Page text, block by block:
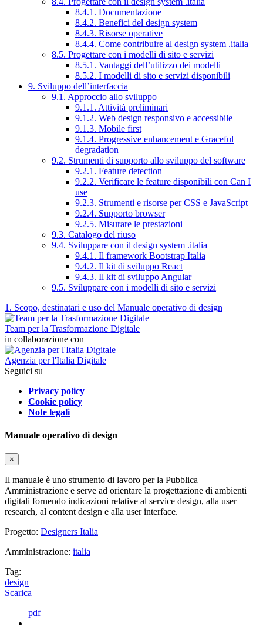
8.4.1. Documentazione
8.4.2. Benefici del design system
8.4.3. Risorse operative
8.4.4. Come contribuire al design system .italia
8.5. Progettare con i modelli di sito e servizi
8.5.1. Vantaggi dell’utilizzo dei modelli
8.5.2. I modelli di sito e servizi disponibili
9. Sviluppo dell’interfaccia
9.1. Approccio allo sviluppo
9.1.1. Attività preliminari
9.1.2. Web design responsivo e accessibile
9.1.3. Mobile first
9.1.4. Progressive enhancement e Graceful
degradation
9.2. Strumenti di supporto allo sviluppo del software
9.2.1. Feature detection
9.2.2. Verificare le feature disponibili con Can I
use
9.2.3. Strumenti e risorse per CSS e JavaScript
9.2.4. Supporto browser
9.2.5. Misurare le prestazioni
9.3. Catalogo del riuso
9.4. Sviluppare con il design system .italia
9.4.1. Il framework Bootstrap Italia
9.4.2. Il kit di sviluppo React
9.4.3. Il kit di sviluppo Angular
9.5. Sviluppare con i modelli di sito e servizi
1. Scopo, destinatari e uso del Manuale operativo di design
Team per la Trasformazione Digitale
in collaborazione con
Agenzia per l'Italia Digitale
Seguici su
Privacy policy
Cookie policy
Note legali
Manuale operativo di design
×
Il manuale è uno strumento di lavoro per la Pubblica
Amministrazione e serve ad orientare la progettazione di ambienti
digitali fornendo indicazioni relative al service design, alla user
research, al content design e alla user interface.
Progetto: Designers Italia
Amministrazione: italia
Tag:
design
Scarica
pdf